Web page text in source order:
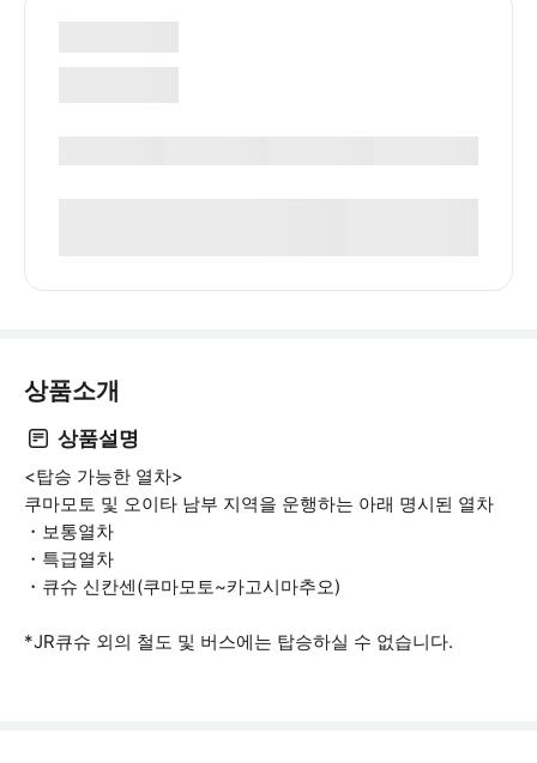
상품소개
상품설명
<탑승 가능한 열차>
쿠마모토 및 오이타 남부 지역을 운행하는 아래 명시된 열차
・보통열차
・특급열차
・큐슈 신칸센(쿠마모토~카고시마추오)
*JR큐슈 외의 철도 및 버스에는 탑승하실 수 없습니다.